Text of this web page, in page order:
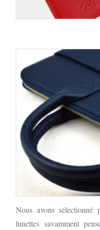
Nous avons sélectionné
lunettes savamment